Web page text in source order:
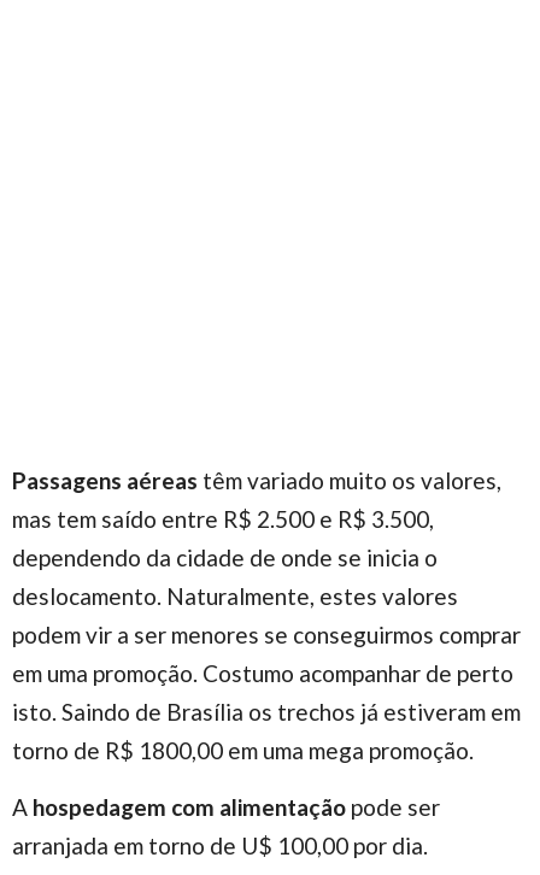
Passagens aéreas têm variado muito os valores,
mas tem saído entre R$ 2.500 e R$ 3.500,
dependendo da cidade de onde se inicia o
deslocamento. Naturalmente, estes valores
podem vir a ser menores se conseguirmos comprar
em uma promoção. Costumo acompanhar de perto
isto. Saindo de Brasília os trechos já estiveram em
torno de R$ 1800,00 em uma mega promoção.
A hospedagem com alimentação pode ser
arranjada em torno de U$ 100,00 por dia.